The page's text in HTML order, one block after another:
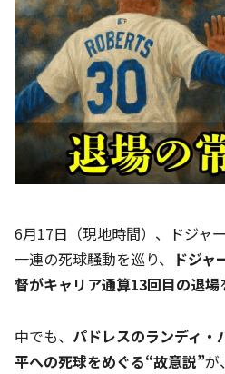
6月17日（現地時間）、ドジャ
一連の死球騒動を巡り、 ドジャ
督がキャリア通算13回目の退場
中でも、 パドレスのランディ・
平への死球をめぐる“故意説”が